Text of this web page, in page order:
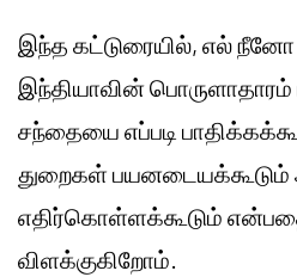
இந்த கட்டுரையில், எல்
இந்தியாவின் பொருளாதாரம்
சந்தையை எப்படி
துறைகள்
எதிர்கொள்ளக்கூடும்
விளக்குகிறோம்.